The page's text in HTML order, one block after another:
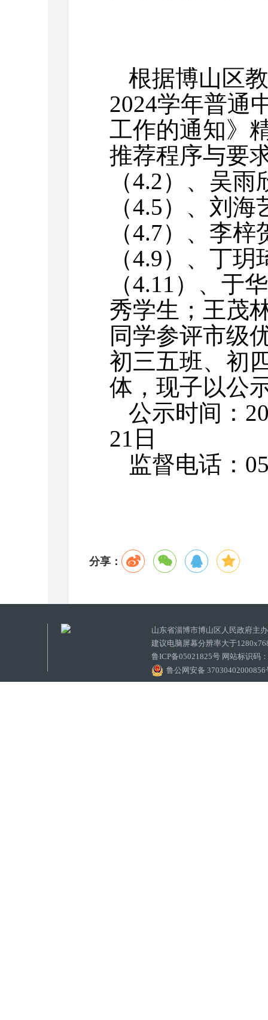
根据博山区
2024学年普通
工作的通知》
推荐程序与要
（4.2）、吴雨
（4.5）、刘海
（4.7）、李梓
（4.9）、丁玥
（4.11 ）、于
秀学生；王茂
同学参评市级
初三五班、初
体，现子以公
公示时间：
21 日
监督电话：
分享：
山东省淄博市博山区人民政府
建议电脑屏幕分辨率大于
鲁ICP备05021825号 网站标识码
鲁公网安备 37030402000856